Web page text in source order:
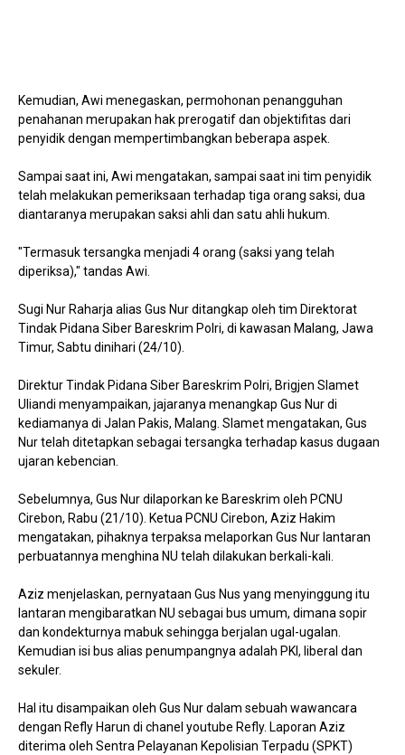
Kemudian, Awi menegaskan, permohonan penangguhan
penahanan merupakan hak prerogatif dan objektifitas dari
penyidik dengan mempertimbangkan beberapa aspek.
Sampai saat ini, Awi mengatakan, sampai saat ini tim penyidik
telah melakukan pemeriksaan terhadap tiga orang saksi, dua
diantaranya merupakan saksi ahli dan satu ahli hukum.
"Termasuk tersangka menjadi 4 orang (saksi yang telah
diperiksa)," tandas Awi.
Sugi Nur Raharja alias Gus Nur ditangkap oleh tim Direktorat
Tindak Pidana Siber Bareskrim Polri, di kawasan Malang, Jawa
Timur, Sabtu dinihari (24/10).
Direktur Tindak Pidana Siber Bareskrim Polri, Brigjen Slamet
Uliandi menyampaikan, jajaranya menangkap Gus Nur di
kediamanya di Jalan Pakis, Malang. Slamet mengatakan, Gus
Nur telah ditetapkan sebagai tersangka terhadap kasus dugaan
ujaran kebencian.
Sebelumnya, Gus Nur dilaporkan ke Bareskrim oleh PCNU
Cirebon, Rabu (21/10). Ketua PCNU Cirebon, Aziz Hakim
mengatakan, pihaknya terpaksa melaporkan Gus Nur lantaran
perbuatannya menghina NU telah dilakukan berkali-kali.
Aziz menjelaskan, pernyataan Gus Nus yang menyinggung itu
lantaran mengibaratkan NU sebagai bus umum, dimana sopir
dan kondekturnya mabuk sehingga berjalan ugal-ugalan.
Kemudian isi bus alias penumpangnya adalah PKI, liberal dan
sekuler.
Hal itu disampaikan oleh Gus Nur dalam sebuah wawancara
dengan Refly Harun di chanel youtube Refly. Laporan Aziz
diterima oleh Sentra Pelayanan Kepolisian Terpadu (SPKT)